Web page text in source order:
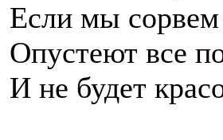
Если мы
Опустеют все
И не будет